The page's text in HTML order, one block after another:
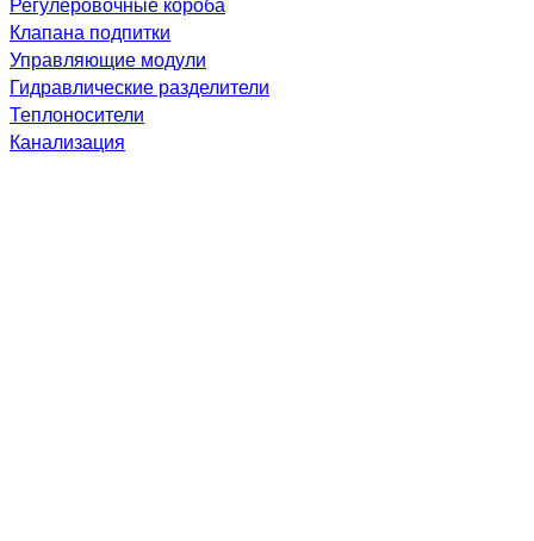
Клапана подпитки
Управляющие модули
Гидравлические разделители
Теплоносители
Канализация